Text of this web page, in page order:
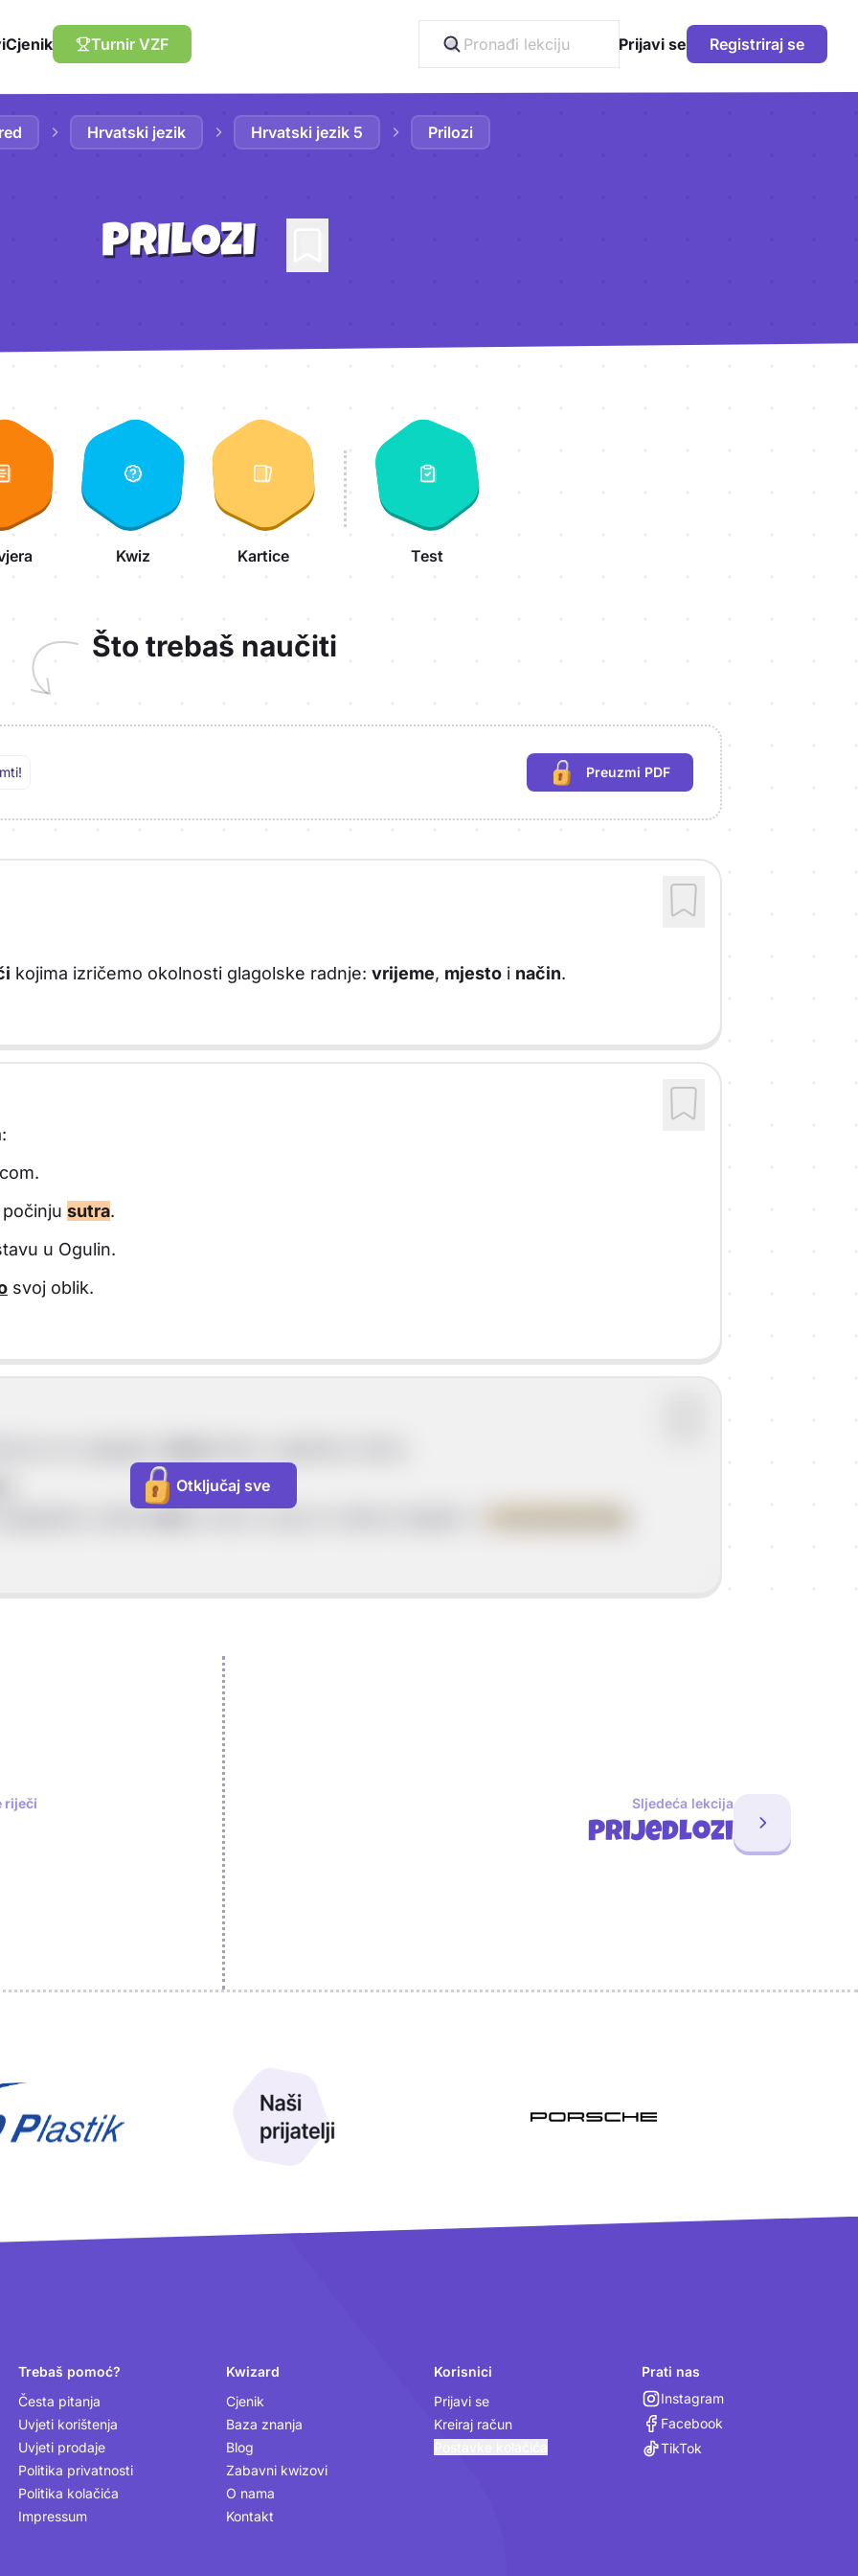
Cjenik Turnir VZF Prijavi se Registriraj se
Hrvatski jezik Hrvatski jezik 5 Prilozi
PRILOZI
Kwiz Kartice Test
Što trebaš naučiti
Preuzmi PDF
(potrebna prijava)
kojima izričemo okolnosti glagolske radnje: vrijeme, mjesto i način.
sutra.
u Ogulin.
svoj oblik.
Otključaj sve
riječi Sljedeća lekcija
Prijedlozi
Trebaš pomoć?
Česta pitanja
Uvjeti korištenja
Uvjeti prodaje
Politika privatnosti
Politika kolačića
Impressum
Kwizard
Cjenik
Baza znanja
Blog
Zabavni kwizovi
O nama
Kontakt
Korisnici
Prijavi se
Kreiraj račun
Prati nas
Instagram
Facebook
TikTok